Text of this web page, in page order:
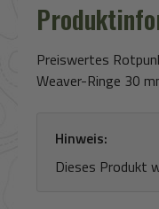
Preiswertes
Weaver-Ringe 30
Hinweis:
Dieses Produkt